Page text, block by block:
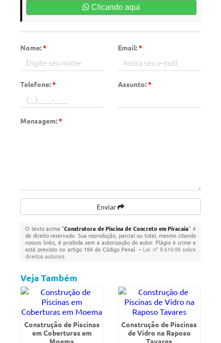
Clicando aqui
Nome:* Email:*
Telefone:* Assunto:*
Mensagem:*
Enviar
O texto acima "Construtora de Piscina de Concreto em Piracaia" é
de direito reservado. Sua reprodução, parcial ou total, mesmo citando
nossos links, é proibida sem a autorização do autor. Plágio é crime e
está previsto no artigo 184 do Código Penal. – Lei n° 9.610-98 sobre
direitos autorais
Veja Também
Construção de Piscinas
em Coberturas em
Moema
Construção de Piscinas
de Vidro na Raposo
Tavares